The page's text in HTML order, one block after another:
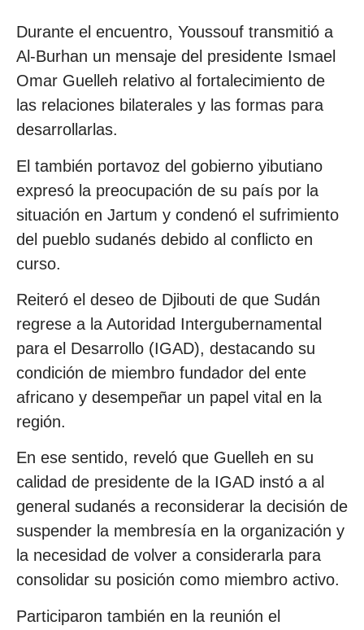
Durante el encuentro, Youssouf transmitió a
Al-Burhan un mensaje del presidente Ismael
Omar Guelleh relativo al fortalecimiento de
las relaciones bilaterales y las formas para
desarrollarlas.
El también portavoz del gobierno yibutiano
expresó la preocupación de su país por la
situación en Jartum y condenó el sufrimiento
del pueblo sudanés debido al conflicto en
curso.
Reiteró el deseo de Djibouti de que Sudán
regrese a la Autoridad Intergubernamental
para el Desarrollo (IGAD), destacando su
condición de miembro fundador del ente
africano y desempeñar un papel vital en la
región.
En ese sentido, reveló que Guelleh en su
calidad de presidente de la IGAD instó a al
general sudanés a reconsiderar la decisión de
suspender la membresía en la organización y
la necesidad de volver a considerarla para
consolidar su posición como miembro activo.
Participaron también en la reunión el